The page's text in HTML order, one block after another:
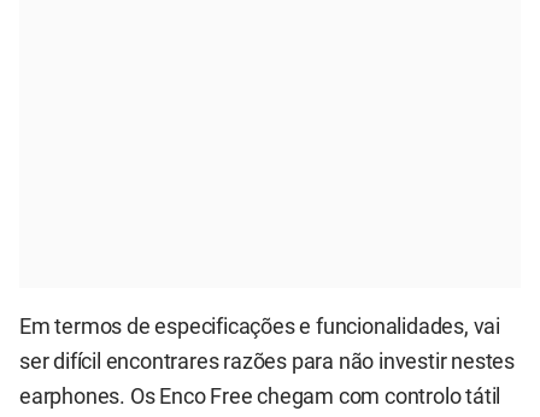
Em termos de especificações e funcionalidades, vai
ser difícil encontrares razões para não investir nestes
earphones. Os Enco Free chegam com controlo tátil